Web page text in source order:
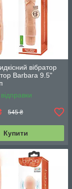
вібратор
Barbara 9.5"
545 ₴
Купити